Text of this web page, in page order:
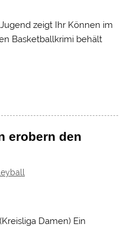
zeigt Ihr Können im
Basketballkrimi behält
erobern den
Damen) Ein